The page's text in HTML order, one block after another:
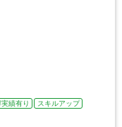
績有り
スキルアップ